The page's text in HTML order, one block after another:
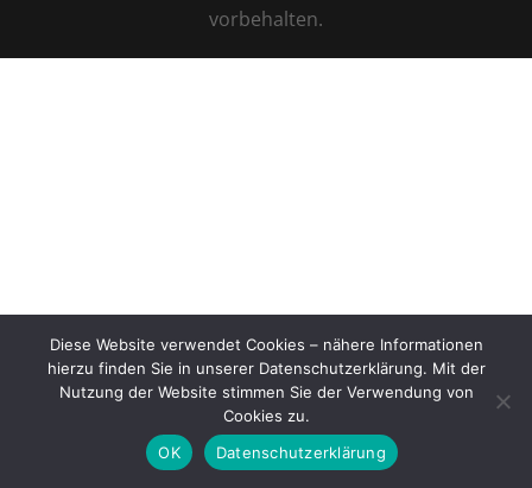
vorbehalten.
Diese Website verwendet Cookies – nähere Informationen
hierzu finden Sie in unserer Datenschutzerklärung. Mit der
Nutzung der Website stimmen Sie der Verwendung von
Cookies zu.
OK
Datenschutzerklärung